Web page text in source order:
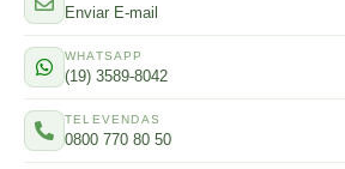
Enviar E-mail
WHATSAPP
(19) 3589-8042
TELEVENDAS
0800 770 80 50